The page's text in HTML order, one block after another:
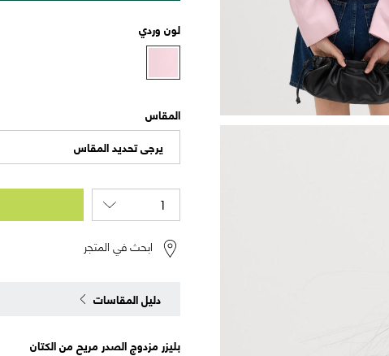
لون وردي
المقاس
يرجى تحديد المقاس
ابحث في المتجر
دليل المقاسات
بليزر مزدوج الصدر مريح من الكتان